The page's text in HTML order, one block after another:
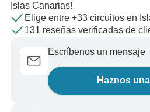
Islas Canarias!
Elige entre +33 circuitos en
131 reseñas verificadas de
Escríbenos un mensaje
Haznos